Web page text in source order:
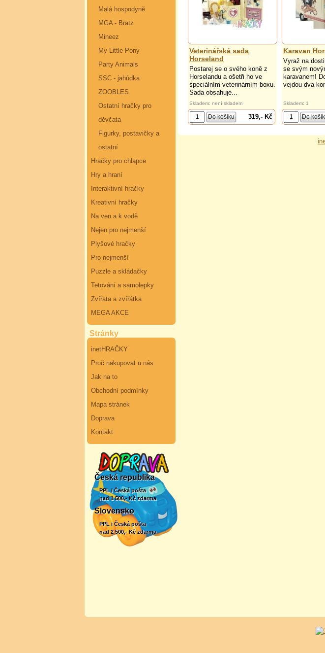
Malá hospodyně
MGA - Bratz
Mineez
My Little Pony
Party Animals
SSC - jahůdka
ZOOBLES
Ostatní hračky pro
děvčata
Figurky, postavičky a
ostatní
Hračky pro chlapce
Hry a hraní
Interaktivní hračky
Kreativní hračky
Na ven a k vodě
Nejen pro nejmenší
Plyšové hračky
Pro nejmenší
Puzzle a skládačky
Tetování a samolepky
Zvířata a zvířátka
MEGA AKCE
Stránky
inetHRAČKY
Proč nakupovat u nás
Jak na to
Obchodní podmínky
Mapa stránek
Doprava
Kontakt
Česká republika
PPL i Česká pošta
nad 1 500,- Kč zdarma
Slovensko
PPL i Česká pošta
nad 2 500,- Kč zdarma
Veterinářská sada
Horseland
Postarej se o svého koně z
Horselandu a ošetři ho ve
speciálním veterinárním boxu.
Sada obsahuje...
Skladem: není skladem
319,- Kč
Karavan
Vyraž na
se svým
karavanem!
vejdou dva
Skladem: 1